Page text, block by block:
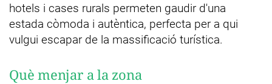
hotels i cases rurals permeten gaudir d'una
estada còmoda i autèntica, perfecta per a qui
vulgui escapar de la massificació turística.
Què menjar a la zona